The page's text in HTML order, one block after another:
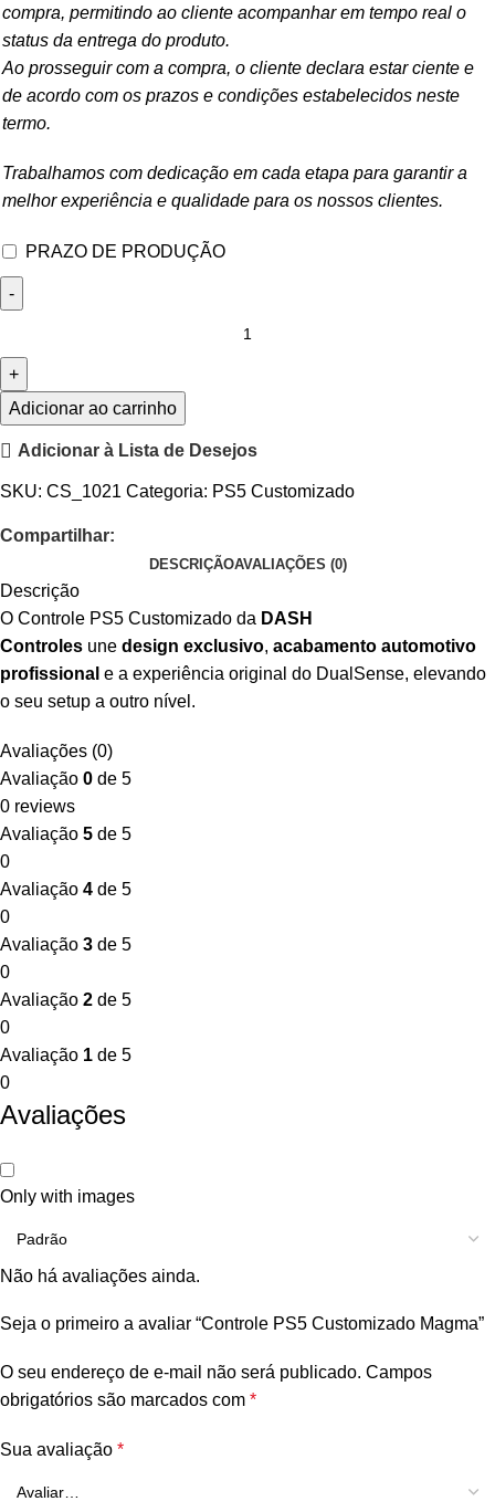
compra, permitindo ao cliente acompanhar em tempo real o
status da entrega do produto.
Ao prosseguir com a compra, o cliente declara estar ciente e
de acordo com os prazos e condições estabelecidos neste
termo.
Trabalhamos com dedicação em cada etapa para garantir a
melhor experiência e qualidade para os nossos clientes.
PRAZO DE PRODUÇÃO
Adicionar ao carrinho
Adicionar à Lista de Desejos
SKU: CS_1021 Categoria: PS5 Customizado
Compartilhar:
DESCRIÇÃOAVALIAÇÕES (0)
Descrição
O Controle PS5 Customizado da DASH
Controles une design exclusivo, acabamento automotivo
profissional e a experiência original do DualSense, elevando
o seu setup a outro nível.
Avaliações (0)
Avaliação 0 de 5
0 reviews
Avaliação 5 de 5
0
Avaliação 4 de 5
0
Avaliação 3 de 5
0
Avaliação 2 de 5
0
Avaliação 1 de 5
0
Avaliações
Only with images
Não há avaliações ainda.
Seja o primeiro a avaliar “Controle PS5 Customizado Magma”
O seu endereço de e-mail não será publicado. Campos
obrigatórios são marcados com *
Sua avaliação *